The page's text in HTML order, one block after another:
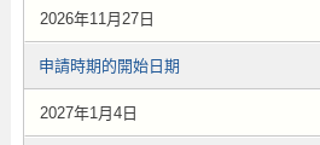
2026年11月27日
申請時期的開始日期
2027年1月4日